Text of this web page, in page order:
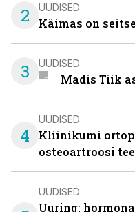
2 UUDISED
Käimas on
3 UUDISED
Madis Tiik
4
UUDISED
Kliinikumi
osteoartroosi
UUDISED
Uuring: